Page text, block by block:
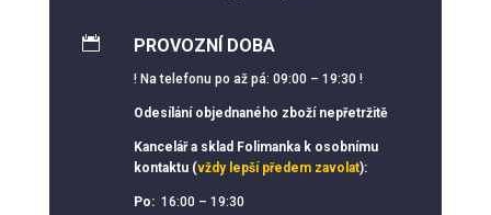
 PROVOZNÍ DOBA
! Na telefonu po až pá: 09:00 – 19:30 !
Odesílání objednaného zboží nepřetržitě
Kancelář a sklad Folimanka k osobnímu
kontaktu (vždy lepší předem zavolat):
Po: 16:00 – 19:30